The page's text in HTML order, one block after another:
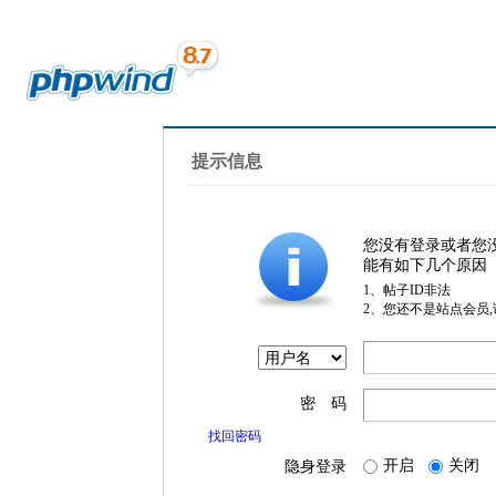
提示信息
您没有登录或者您
能有如下几个原因
1、帖子ID非法
2、您还不是站点会员
密 码
找回密码
隐身登录 开启 关闭